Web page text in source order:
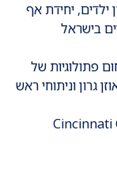
ילדים, יחידת אף
בישראל
פתולוגיות של
גרון וניתוחי ראש
Cincinnati